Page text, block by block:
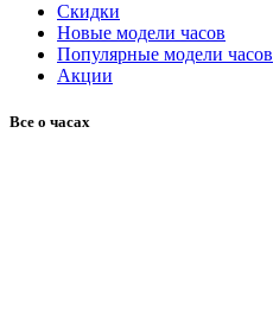
Скидки
Новые модели часов
Популярные модели часов
Акции
Все о часах